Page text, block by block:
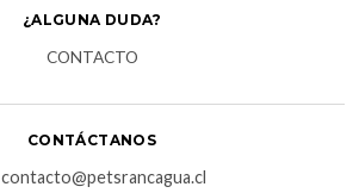
¿ALGUNA DUDA?
CONTACTO
CONTÁCTANOS
contacto@petsrancagua.cl